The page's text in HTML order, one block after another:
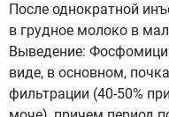
После однократной
в грудное молоко в
Выведение:
виде, в основном,
фильтрации (40-50%